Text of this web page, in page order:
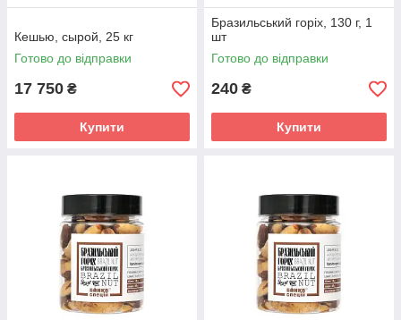
Кешью, сырой, 25 кг
Готово до відправки
17 750 ₴
Купити
Бразильський горіх, 130 г, 1
шт
Готово до відправки
240 ₴
Купити